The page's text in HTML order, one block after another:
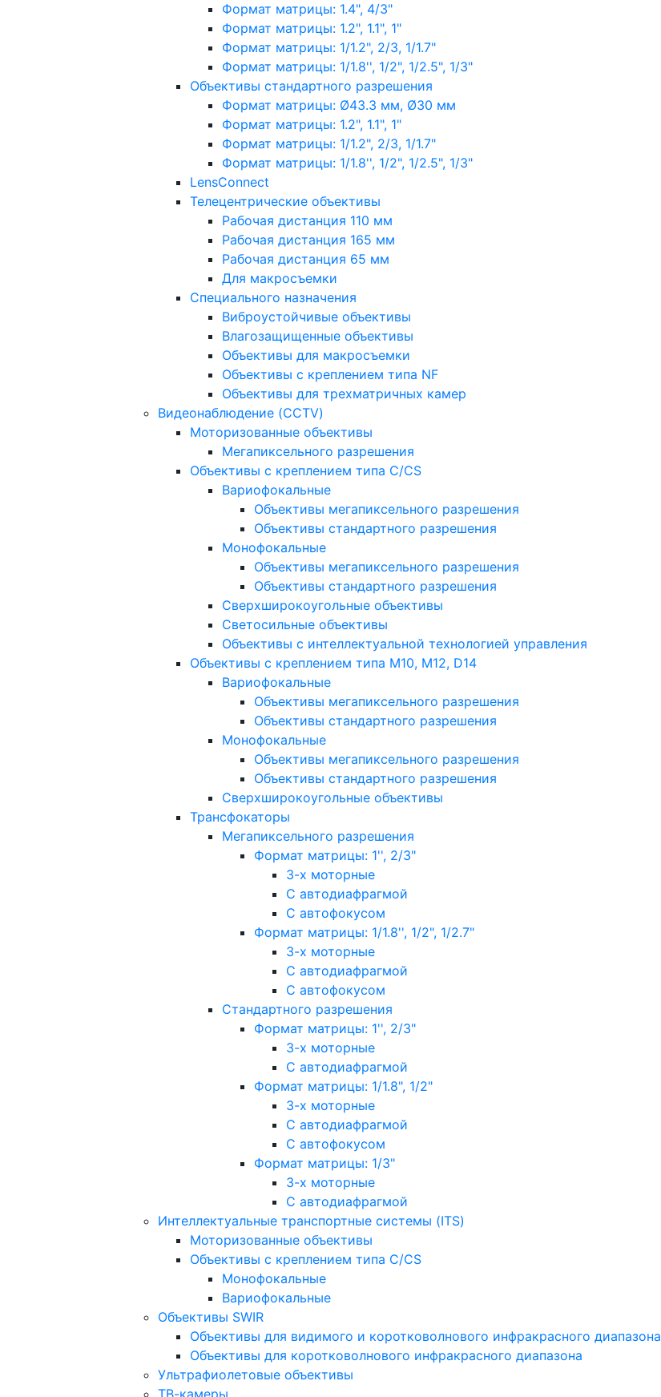
Формат матрицы: 1.4", 4/3"
Формат матрицы: 1.2", 1.1", 1"
Формат матрицы: 1/1.2", 2/3, 1/1.7"
Формат матрицы: 1/1.8'', 1/2", 1/2.5", 1/3"
Объективы стандартного разрешения
Формат матрицы: Ø43.3 мм, Ø30 мм
Формат матрицы: 1.2", 1.1", 1"
Формат матрицы: 1/1.2", 2/3, 1/1.7"
Формат матрицы: 1/1.8'', 1/2", 1/2.5", 1/3"
LensConnect
Телецентрические объективы
Рабочая дистанция 110 мм
Рабочая дистанция 165 мм
Рабочая дистанция 65 мм
Для макросъемки
Специального назначения
Виброустойчивые объективы
Влагозащищенные объективы
Объективы для макросъемки
Объективы с креплением типа NF
Объективы для трехматричных камер
Видеонаблюдение (CCTV)
Моторизованные объективы
Мегапиксельного разрешения
Объективы с креплением типа C/CS
Вариофокальные
Объективы мегапиксельного разрешения
Объективы стандартного разрешения
Монофокальные
Объективы мегапиксельного разрешения
Объективы стандартного разрешения
Сверхширокоугольные объективы
Светосильные объективы
Объективы с интеллектуальной технологией управления
Объективы с креплением типа M10, M12, D14
Вариофокальные
Объективы мегапиксельного разрешения
Объективы стандартного разрешения
Монофокальные
Объективы мегапиксельного разрешения
Объективы стандартного разрешения
Сверхширокоугольные объективы
Трансфокаторы
Мегапиксельного разрешения
Формат матрицы: 1'', 2/3"
3-х моторные
С автодиафрагмой
С автофокусом
Формат матрицы: 1/1.8'', 1/2", 1/2.7"
3-х моторные
С автодиафрагмой
С автофокусом
Стандартного разрешения
Формат матрицы: 1'', 2/3"
3-х моторные
С автодиафрагмой
Формат матрицы: 1/1.8", 1/2"
3-х моторные
С автодиафрагмой
С автофокусом
Формат матрицы: 1/3"
3-х моторные
С автодиафрагмой
Интеллектуальные транспортные системы (ITS)
Моторизованные объективы
Объективы с креплением типа C/CS
Монофокальные
Вариофокальные
Объективы SWIR
Объективы для видимого и коротковолнового инфракрасного диапазона
Объективы для коротковолнового инфракрасного диапазона
Ультрафиолетовые объективы
ТВ-камеры